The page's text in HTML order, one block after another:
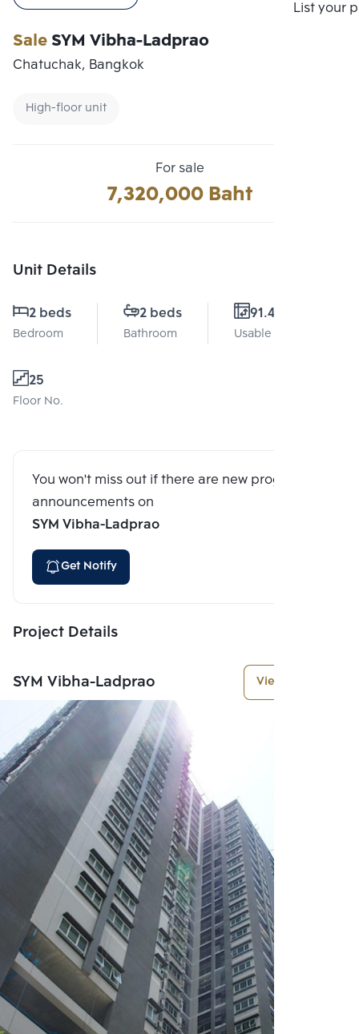
List your
SaleSYM Vibha-Ladprao
Chatuchak, Bangkok
High-floor unit
For sale
7,320,000 Baht
Unit Details
2 beds
Bedroom
2 beds
Bathroom
91.41 Sq.m.
Usable area
25
Floor No.
You won't miss out if there are new program
announcements on
SYM Vibha-Ladprao
Get Notify
Project Details
SYM Vibha-Ladprao View More